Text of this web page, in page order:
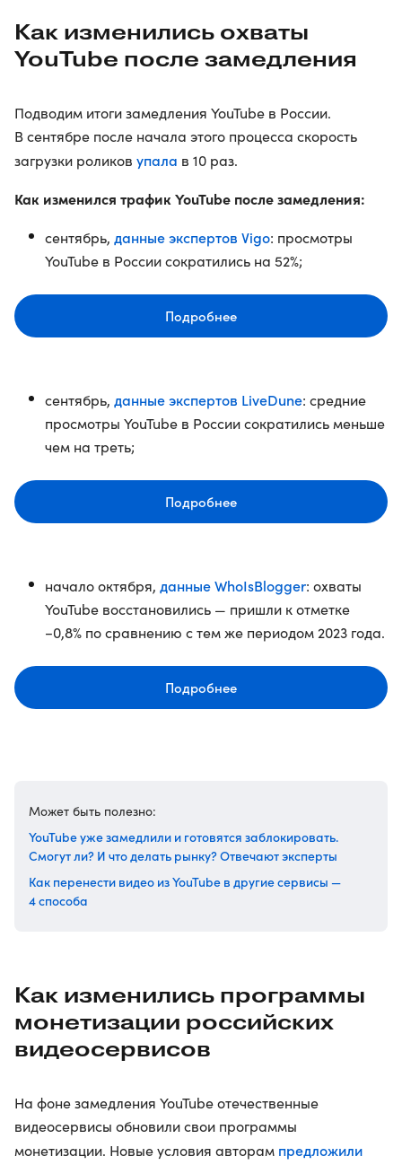
Как изменились охваты
YouTube после замедления
Подводим итоги замедления YouTube в России.
В сентябре после начала этого процесса скорость
загрузки роликов упала в 10 раз.
Как изменился трафик YouTube после замедления:
сентябрь, данные экспертов Vigo: просмотры
YouTube в России сократились на 52%;
Подробнее
сентябрь, данные экспертов LiveDune: средние
просмотры YouTube в России сократились меньше
чем на треть;
Подробнее
начало октября, данные WhoIsBlogger: охваты
YouTube восстановились — пришли к отметке
−0,8% по сравнению с тем же периодом 2023 года.
Подробнее
Может быть полезно:
YouTube уже замедлили и готовятся заблокировать.
Смогут ли? И что делать рынку? Отвечают эксперты
Как перенести видео из YouTube в другие сервисы —
4 способа
Как изменились программы
монетизации российских
видеосервисов
На фоне замедления YouTube отечественные
видеосервисы обновили свои программы
монетизации. Новые условия авторам предложили